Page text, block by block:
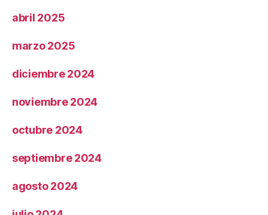
abril 2025
marzo 2025
diciembre 2024
noviembre 2024
octubre 2024
septiembre 2024
agosto 2024